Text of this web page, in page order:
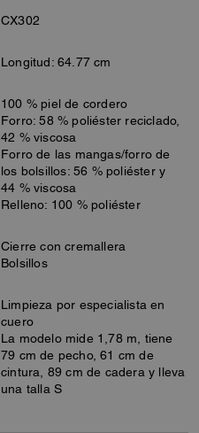
CX302
Longitud: 64.77 cm
100 % piel de cordero
Forro: 58 % poliéster reciclado,
42 % viscosa
Forro de las mangas/forro de
los bolsillos: 56 % poliéster y
44 % viscosa
Relleno: 100 % poliéster
Cierre con cremallera
Bolsillos
Limpieza por especialista en
cuero
La modelo mide 1,78 m, tiene
79 cm de pecho, 61 cm de
cintura, 89 cm de cadera y lleva
una talla S